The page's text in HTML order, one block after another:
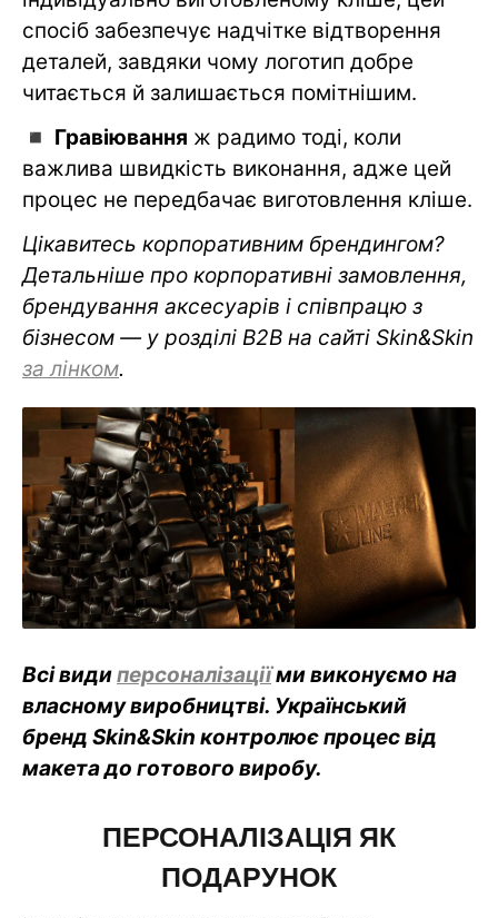
спосіб забезпечує надчітке відтворення
деталей, завдяки чому логотип добре
читається й залишається помітнішим.
◾️ Гравіювання ж радимо тоді, коли
важлива швидкість виконання, адже цей
процес не передбачає виготовлення кліше.
Цікавитесь корпоративним брендингом?
Детальніше про корпоративні замовлення,
брендування аксесуарів і співпрацю з
бізнесом — у розділі B2B на сайті Skin&Skin
за лінком.
Всі видиперсоналізаціїми виконуємо на
власному виробництві. Український
бренд Skin&Skin контролює процес від
макета до готового виробу.
ПЕРСОНАЛІЗАЦІЯ ЯК
ПОДАРУНОК